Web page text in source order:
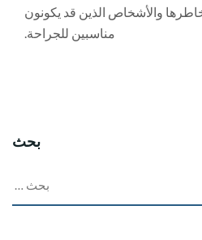
والأشخاص الذين قد يكونون
مناسبين للجراحة.
بحث